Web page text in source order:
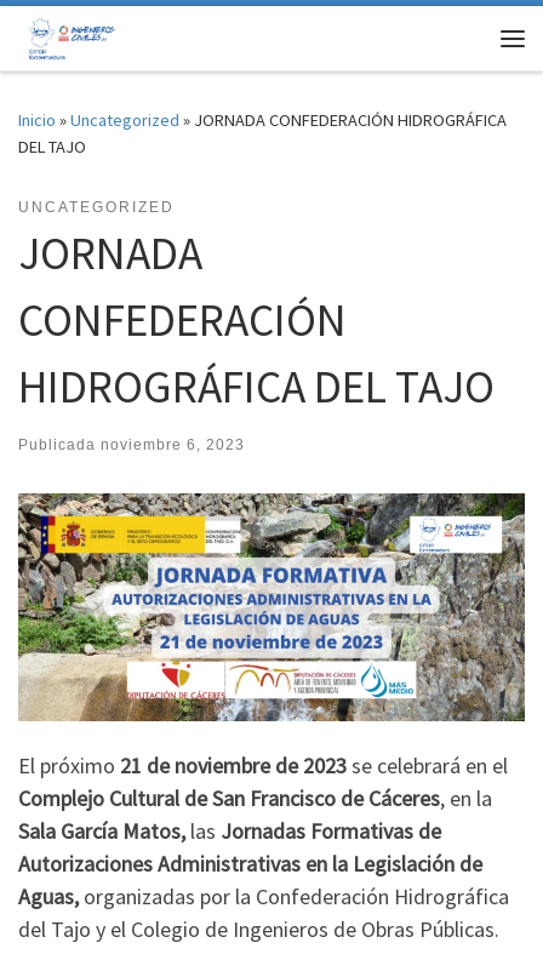
Saltar al contenido
Inicio »Uncategorized » JORNADA CONFEDERACIÓN HIDROGRÁFICA
DEL TAJO
UNCATEGORIZED
JORNADA
CONFEDERACIÓN
HIDROGRÁFICA DEL TAJO
Publicada noviembre 6, 2023
El próximo 21 de noviembre de 2023se celebrará en el
Complejo Cultural de San Francisco de Cáceres, en la
Sala García Matos,las Jornadas Formativas de
Autorizaciones Administrativas en la Legislación de
Aguas,organizadas por la Confederación Hidrográfica
del Tajo y el Colegio de Ingenieros de Obras Públicas.